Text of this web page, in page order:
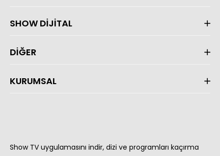
SHOW DİJİTAL
DİĞER
KURUMSAL
Show TV uygulamasını indir, dizi ve programları kaçırma